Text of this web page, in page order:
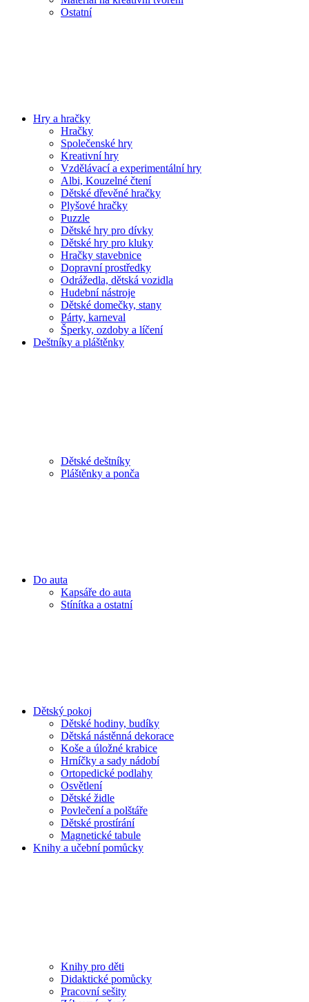
Ostatní
Hry a hračky
Hračky
Společenské hry
Kreativní hry
Vzdělávací a experimentální hry
Albi, Kouzelné čtení
Dětské dřevěné hračky
Plyšové hračky
Puzzle
Dětské hry pro dívky
Dětské hry pro kluky
Hračky stavebnice
Dopravní prostředky
Odrážedla, dětská vozidla
Hudební nástroje
Dětské domečky, stany
Párty, karneval
Šperky, ozdoby a líčení
Deštníky a pláštěnky
Dětské deštníky
Pláštěnky a ponča
Do auta
Kapsáře do auta
Stínítka a ostatní
Dětský pokoj
Dětské hodiny, budíky
Dětská nástěnná dekorace
Koše a úložné krabice
Hrníčky a sady nádobí
Ortopedické podlahy
Osvětlení
Dětské židle
Povlečení a polštáře
Dětské prostírání
Magnetické tabule
Knihy a učební pomůcky
Knihy pro děti
Didaktické pomůcky
Pracovní sešity